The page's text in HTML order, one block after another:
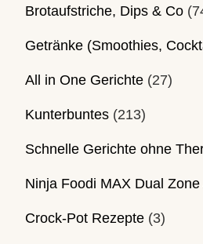
Brotaufstriche, Dips & Co
Getränke (Smoothies,
All in One Gerichte (27)
Kunterbuntes (213)
Schnelle Gerichte ohne
Ninja Foodi MAX Dual Zone
Crock-Pot Rezepte (3)